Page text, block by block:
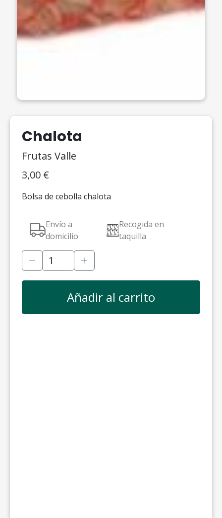
Chalota
Frutas Valle
3,00 €
Bolsa de cebolla chalota
Envío a
domicilio
Recogida en
taquilla
Añadir al carrito